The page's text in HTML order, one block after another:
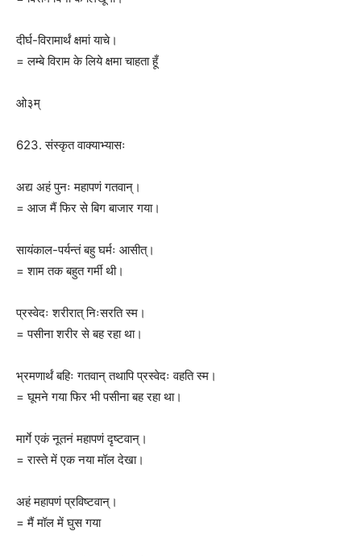
दीर्घ-विरामार्थं क्षमां याचे।
= लम्बे विराम के लिये क्षमा चाहता हूँ
ओ३म्
623. संस्कृत वाक्याभ्यासः
अद्य अहं पुनः महापणं गतवान्।
= आज मैं फिर से बिग बाजार गया।
सायंकाल-पर्यन्तं बहु घर्मः आसीत्।
= शाम तक बहुत गर्मी थी।
प्रस्वेदः शरीरात् निःसरति स्म।
= पसीना शरीर से बह रहा था।
भ्रमणार्थं बहिः गतवान् तथापि प्रस्वेदः वहति स्म।
= घूमने गया फिर भी पसीना बह रहा था।
मार्गे एकं नूतनं महापणं दृष्टवान्।
= रास्ते में एक नया मॉल देखा।
अहं महापणं प्रविष्टवान्।
= मैं मॉल में घुस गया